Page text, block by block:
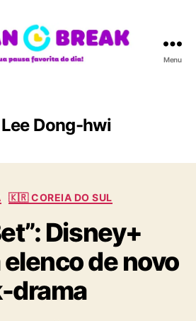
A
N
R
A
Menu
Lee Dong-hwi
C
t
e
g
o
r
i
🇰🇷 COREIA DO SUL
Disney+
de novo
drama